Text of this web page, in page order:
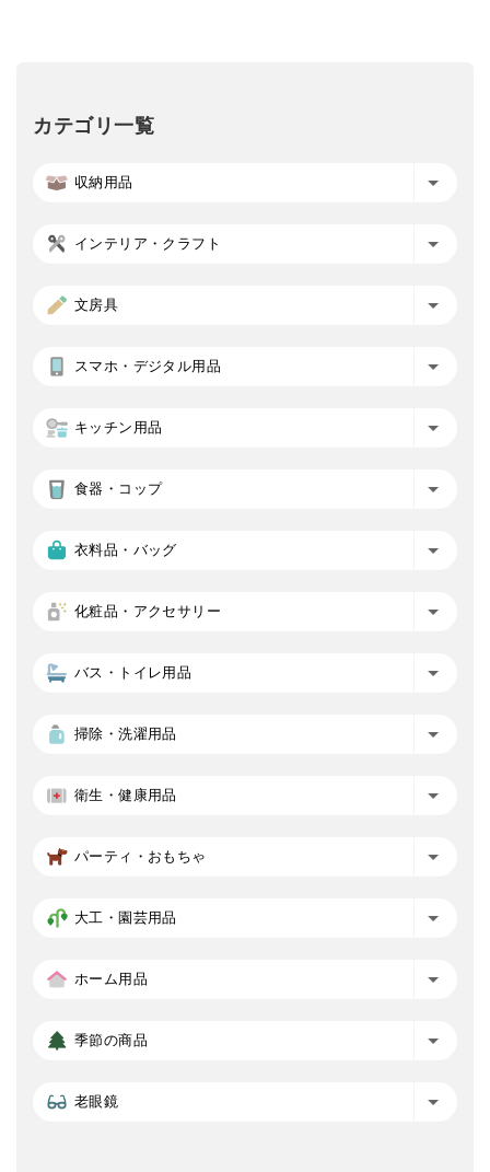
カテゴリ一覧
収納用品
インテリア・クラフト
文房具
スマホ・デジタル用品
キッチン用品
食器・コップ
衣料品・バッグ
化粧品・アクセサリー
バス・トイレ用品
掃除・洗濯用品
衛生・健康用品
パーティ・おもちゃ
大工・園芸用品
ホーム用品
季節の商品
老眼鏡